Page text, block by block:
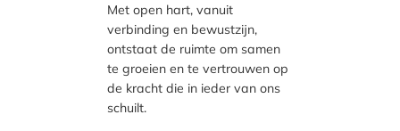
Met open hart, vanuit
verbinding en bewustzijn,
ontstaat de ruimte om samen
te groeien en te vertrouwen op
de kracht die in ieder van ons
schuilt.